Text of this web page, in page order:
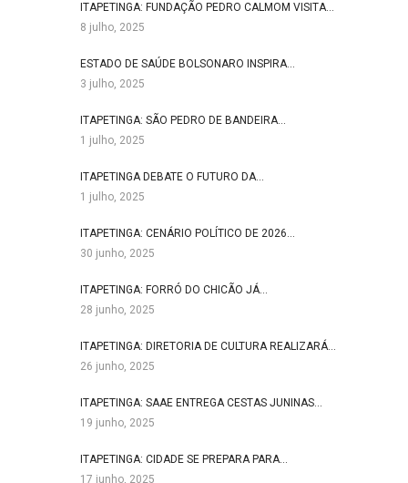
ITAPETINGA: FUNDAÇÃO PEDRO CALMOM VISITA…
8 julho, 2025
ESTADO DE SAÚDE BOLSONARO INSPIRA…
3 julho, 2025
ITAPETINGA: SÃO PEDRO DE BANDEIRA…
1 julho, 2025
ITAPETINGA DEBATE O FUTURO DA…
1 julho, 2025
ITAPETINGA: CENÁRIO POLÍTICO DE 2026…
30 junho, 2025
ITAPETINGA: FORRÓ DO CHICÃO JÁ…
28 junho, 2025
ITAPETINGA: DIRETORIA DE CULTURA REALIZARÁ…
26 junho, 2025
ITAPETINGA: SAAE ENTREGA CESTAS JUNINAS…
19 junho, 2025
ITAPETINGA: CIDADE SE PREPARA PARA…
17 junho, 2025